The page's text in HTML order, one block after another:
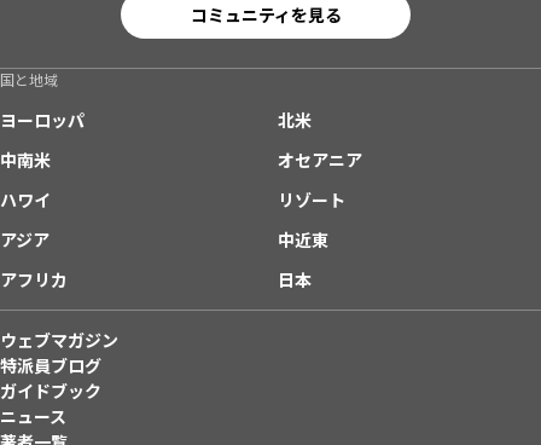
コミュニティを見る
国と地域
ヨーロッパ
北米
中南米
オセアニア
ハワイ
リゾート
アジア
中近東
アフリカ
日本
ウェブマガジン
特派員ブログ
ガイドブック
ニュース